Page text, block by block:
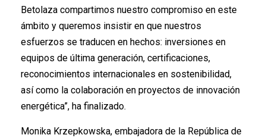
Betolaza compartimos nuestro compromiso en este
ámbito y queremos insistir en que nuestros
esfuerzos se traducen en hechos: inversiones en
equipos de última generación, certificaciones,
reconocimientos internacionales en sostenibilidad,
así como la colaboración en proyectos de innovación
energética”, ha finalizado.
Monika Krzepkowska, embajadora de la República de